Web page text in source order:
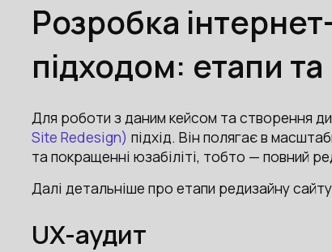
Розробка
підходом: етапи
Для роботи з даним кейсом та створення
Site Redesign) підхід. Він полягає в
та покращенні юзабіліті, тобто — повний
Далі детальніше про етапи редизайну
UX-аудит